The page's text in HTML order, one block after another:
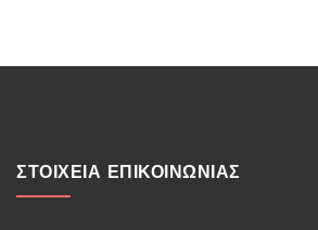
ΣΤΟΙΧΕΙΑ ΕΠΙΚΟΙΝΩΝΙΑΣ